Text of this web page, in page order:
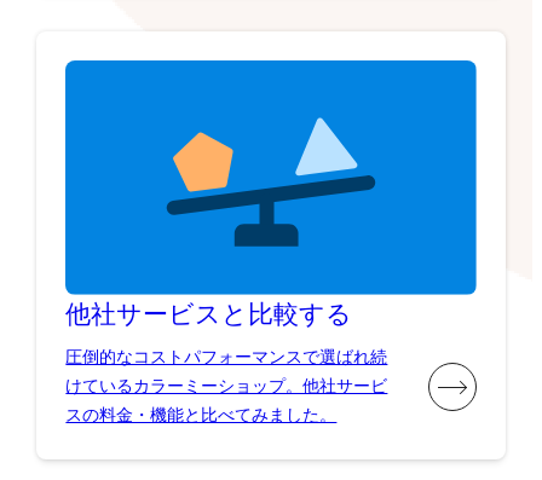
他社サービスと比較する
圧倒的なコストパフォーマンスで選ばれ続
けているカラーミーショップ。他社サービ
スの料金・機能と比べてみました。